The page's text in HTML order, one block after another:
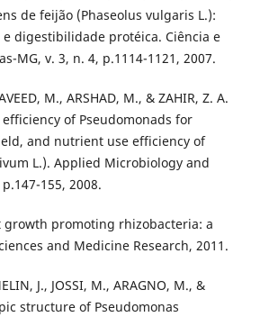
de feijão (Phaseolus vulgaris L.):
digestibilidade protéica. Ciência e
MG, v. 3, n. 4, p.1114-1121, 2007.
M., ARSHAD, M., & ZAHIR, Z. A.
of Pseudomonads for
and nutrient use efficiency of
L.). Applied Microbiology and
155, 2008.
growth promoting rhizobacteria: a
and Medicine Research, 2011.
J., JOSSI, M., ARAGNO, M., &
structure of Pseudomonas